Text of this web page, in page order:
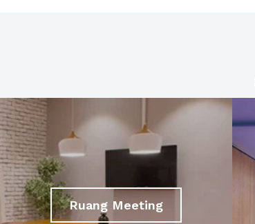
Ruang Meeting